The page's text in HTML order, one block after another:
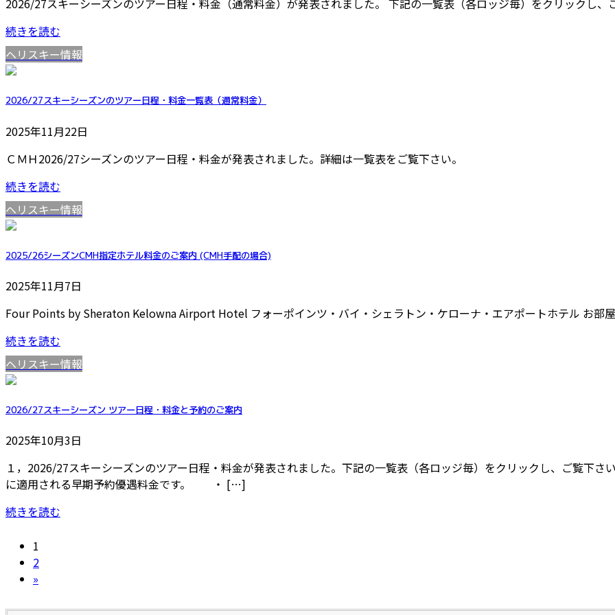
2026/27スキーシーズンのツアー日程・料金（通常料金）が発表されました。 下記の一覧表（各ロッジ毎）をクリックし、
続きを読む
ヘリスキー情報
2026/27スキーシーズンのツアー日程・料金一覧表（通常料金）
2025年11月22日
ＣＭＨ2026/27シーズンのツアー日程・料金が発表されました。詳細は一覧表をご覧下さい。
続きを読む
ヘリスキー情報
2025/26シーズンCMH指定ホテル料金のご案内 (CMH手配の場合)
2025年11月7日
Four Points by Sheraton Kelowna Airport Hotel フォーポインツ・バイ・シェラトン・ケローナ・エアポートホテル お部
続きを読む
ヘリスキー情報
2026/27スキーシーズン ツアー日程・料金と予約のご案内
2025年10月3日
１，2026/27スキーシーズンのツアー日程・料金が発表されました。下記の一覧表（各ロッジ毎）をクリックし、ご
に適用される早期予約優遇料金です。 ・ […]
続きを読む
投
稿
固
定
ペ
ジ
1
固
定
ー
2
»